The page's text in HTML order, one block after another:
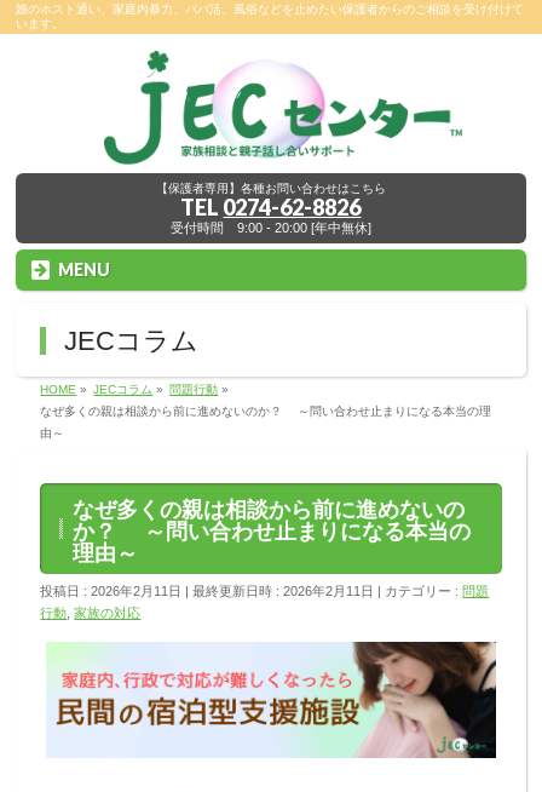
娘のホスト通い、家庭内暴力、パパ活、風俗などを止めたい保護者からのご相談を受け付けて
います。
【保護者専用】各種お問い合わせはこちら
TEL 0274-62-8826
受付時間 9:00 - 20:00 [年中無休]
MENU
JECコラム
HOME » JECコラム » 問題行動 »
なぜ多くの親は相談から前に進めないのか？ ～問い合わせ止まりになる本当の理
由～
なぜ多くの親は相談から前に進めないの
か？ ～問い合わせ止まりになる本当の
理由～
投稿日 : 2026年2月11日 最終更新日時 : 2026年2月11日 カテゴリー : 問題
行動 ,家族の対応